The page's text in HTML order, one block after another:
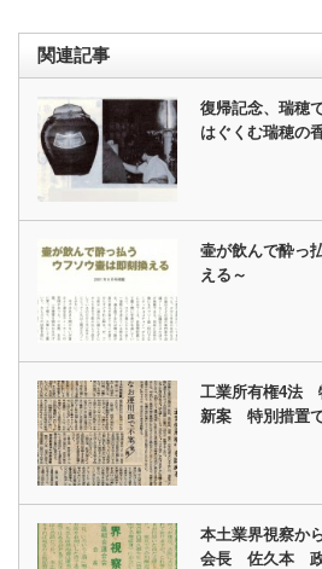
関連記事
復帰記念、瑞穂
はぐくむ瑞穂の
壷が飲んで酔っ
える～
工業所有権4法
新案 特別措置
本土業界視察か
会長 佐久本